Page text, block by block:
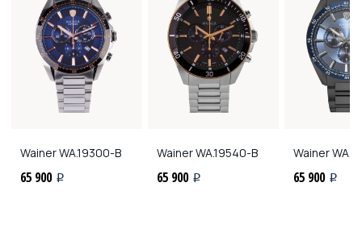
WainerWA.19300-B
65 900 i
WainerWA.19540-B
65 900 i
Wainer
65 900 i